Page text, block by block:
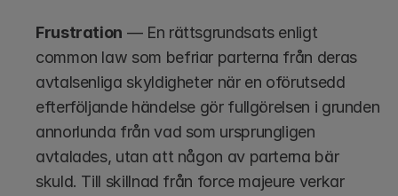
Frustration — En rättsgrundsats enligt
common law som befriar parterna från deras
avtalsenliga skyldigheter när en oförutsedd
efterföljande händelse gör fullgörelsen i grunden
annorlunda från vad som ursprungligen
avtalades, utan att någon av parterna bär
skuld. Till skillnad från force majeure verkar